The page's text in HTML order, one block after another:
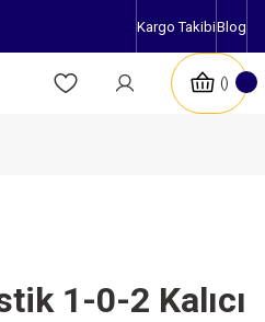
Kargo TakibiBlog
1-0-2 Kalıcı